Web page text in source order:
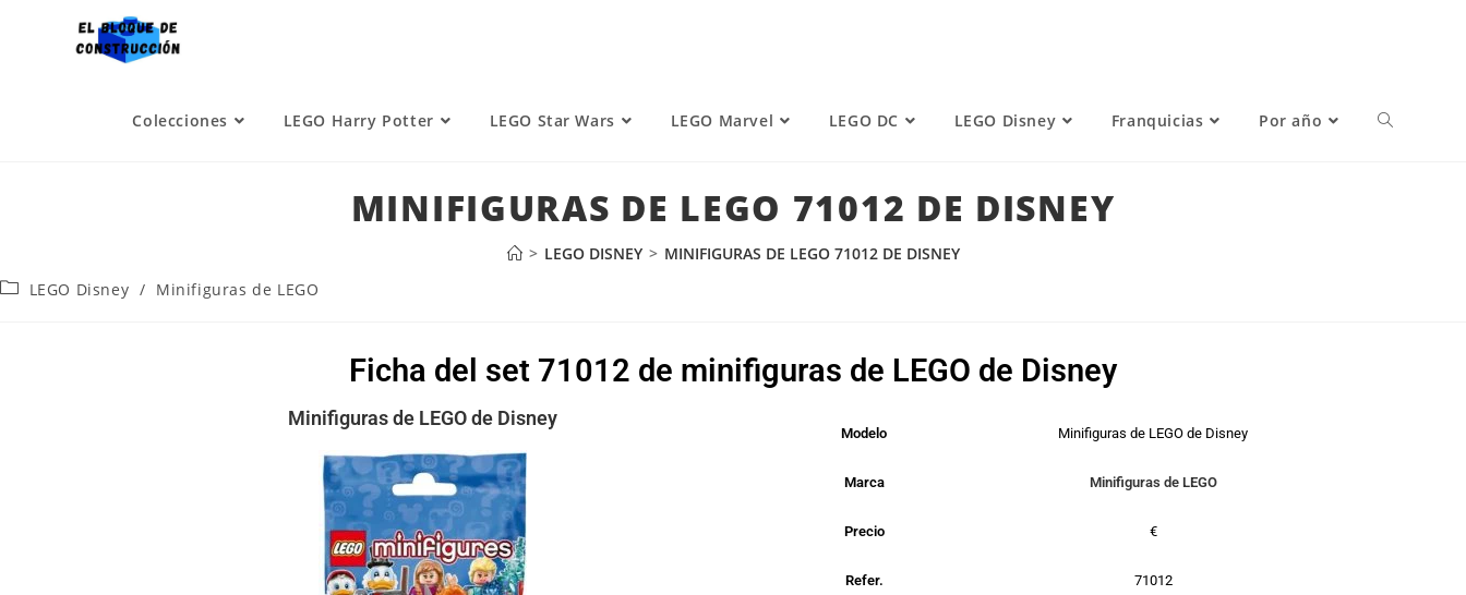
Colecciones LEGO Harry Potter LEGO Star Wars LEGO Marvel LEGO DC LEGO Disney Franquicias Por año
MINIFIGURAS DE LEGO 71012 DE DISNEY
> LEGO DISNEY > MINIFIGURAS DE LEGO 71012 DE DISNEY
LEGO Disney / Minifiguras de LEGO
Ficha del set 71012 de minifiguras de LEGO de Disney
Minifiguras de LEGO de Disney
Modelo Minifiguras de LEGO de Disney
Marca Minifiguras de LEGO
Precio €
Refer. 71012